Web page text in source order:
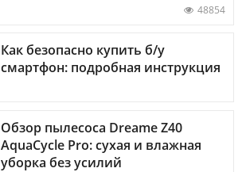
48854
Как безопасно купить б/у
смартфон: подробная инструкция
Обзор пылесоса Dreame Z40
AquaCycle Pro: сухая и влажная
уборка без усилий